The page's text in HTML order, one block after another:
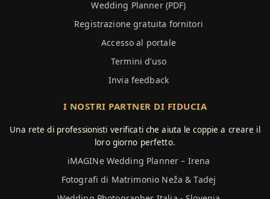
Wedding Planner (PDF)
Registrazione gratuita fornitori
Accesso al portale
Termini d’uso
Invia feedback
I NOSTRI PARTNER DI FIDUCIA
Una rete di professionisti verificati che aiuta le coppie a creare il
loro giorno perfetto.
iMAGINe Wedding Planner – Irena
Fotografi di Matrimonio Neža & Tadej